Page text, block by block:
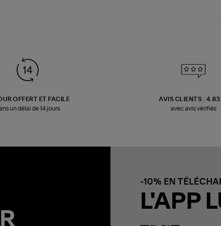
OFFERT ET FACILE
un délai de 14 jours
AVIS CLIENTS :
avec avis vérifiés
-10% EN
L'APP